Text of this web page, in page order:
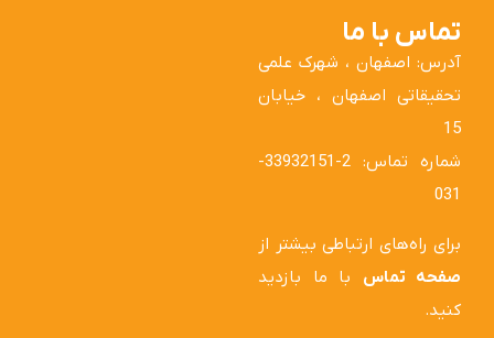
تماس با ما
آدرس: اصفهان ، شهرک علمی
تحقیقاتی اصفهان ، خیابان
15
شماره تماس: 2-33932151-
031
برای راه‌های ارتباطی بیشتر از
صفحه تماس با ما بازدید
کنید.